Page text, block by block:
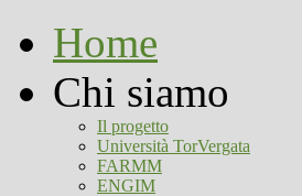
Home
Chi siamo
Il progetto
Università TorVergata
FARMM
ENGIM